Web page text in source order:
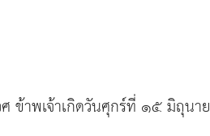
ข้าพเจ้าเกิดวันศุกร์ที่ ๑๕ มิถุน